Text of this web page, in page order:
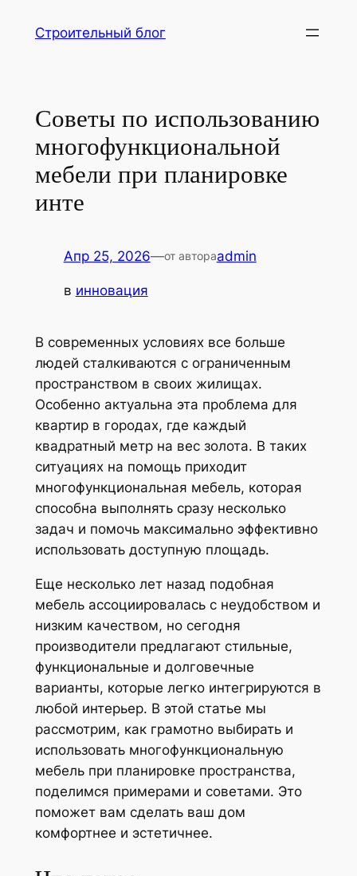
Строительный блог
Советы по использованию
многофункциональной
мебели при планировке
инте
Апр 25, 2026—от автораadmin
в инновация
В современных условиях все больше
людей сталкиваются с ограниченным
пространством в своих жилищах.
Особенно актуальна эта проблема для
квартир в городах, где каждый
квадратный метр на вес золота. В таких
ситуациях на помощь приходит
многофункциональная мебель, которая
способна выполнять сразу несколько
задач и помочь максимально эффективно
использовать доступную площадь.
Еще несколько лет назад подобная
мебель ассоциировалась с неудобством и
низким качеством, но сегодня
производители предлагают стильные,
функциональные и долговечные
варианты, которые легко интегрируются в
любой интерьер. В этой статье мы
рассмотрим, как грамотно выбирать и
использовать многофункциональную
мебель при планировке пространства,
поделимся примерами и советами. Это
поможет вам сделать ваш дом
комфортнее и эстетичнее.